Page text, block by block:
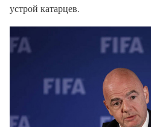
устрой катарцев.